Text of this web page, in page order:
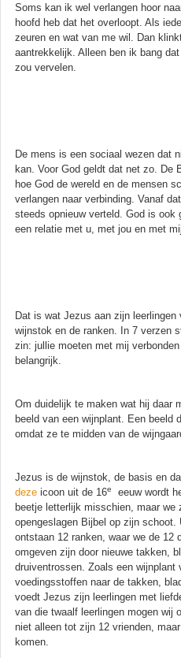
Soms kan ik wel verlangen hoor
hoofd heb dat het overloopt. Als
zeuren en wat van me wil. Dan
aantrekkelijk. Alleen ben ik bang
zou vervelen.
De mens is een sociaal wezen dat
kan. Voor God geldt dat net zo. De
hoe God de wereld en de mensen
verlangen naar verbinding. Vanaf
steeds opnieuw verteld. God is ook
een relatie met u, met jou en met mij.
Dat is wat Jezus aan zijn
wijnstok en de ranken. In 7 verzen
zin: jullie moeten met mij
belangrijk.
Om duidelijk te maken wat hij daar
beeld van een wijnplant. Een beeld
omdat ze te midden van de
Jezus is de wijnstok, de basis en
deze icoon uit de 16e
eeuw wordt
beetje letterlijk misschien, maar
opengeslagen Bijbel op zijn
ontstaan 12 ranken, waar we de 12
omgeven zijn door nieuwe takken,
druiventrossen. Zoals een wijnplant
voedingsstoffen naar de takken,
voedt Jezus zijn leerlingen met
van die twaalf leerlingen mogen wij
niet alleen tot zijn 12 vrienden,
komen.